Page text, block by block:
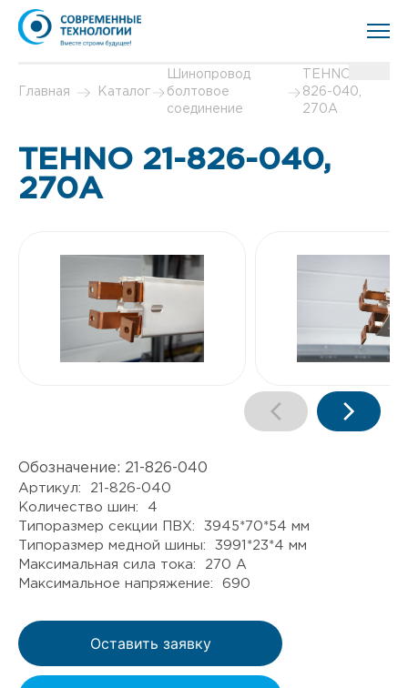
Главная Каталог
Шинопровод
болтовое
соединение
TEHNO 21-
826-040,
270А
TEHNO 21-826-040,
270А
Обозначение: 21-826-040
Артикул: 21-826-040
Количество шин: 4
Типоразмер секции ПВХ: 3945*70*54 мм
Типоразмер медной шины: 3991*23*4 мм
Максимальная сила тока: 270 А
Максимальное напряжение: 690
Оставить заявку